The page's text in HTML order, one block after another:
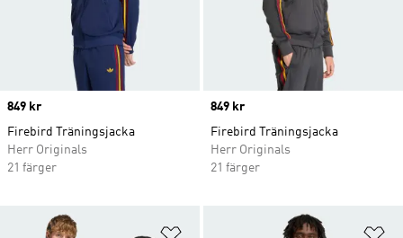
Price
849 kr
Firebird Träningsjacka
Herr Originals
21 färger
Price
849 kr
Firebird Träningsjacka
Herr Originals
21 färger
Lägg till på önskelistan